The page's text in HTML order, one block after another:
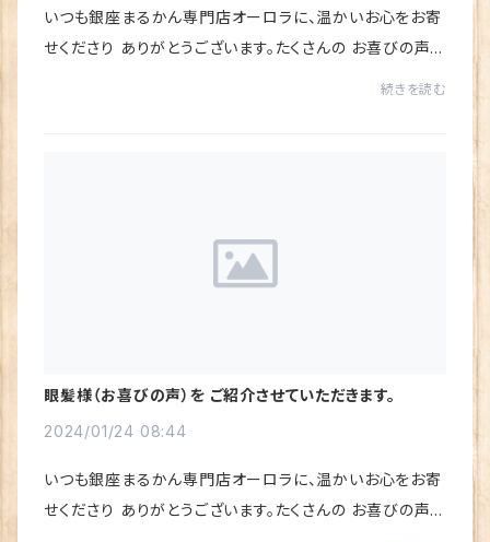
いつも銀座まるかん専門店オーロラに、温かいお心をお寄
せくださり ありがとうございます。たくさんの お喜びの声を
続きを読む
眼髪様（お喜びの声）を ご紹介させていただきます。
2024/01/24 08:44
いつも銀座まるかん専門店オーロラに、温かいお心をお寄
せくださり ありがとうございます。たくさんの お喜びの声を